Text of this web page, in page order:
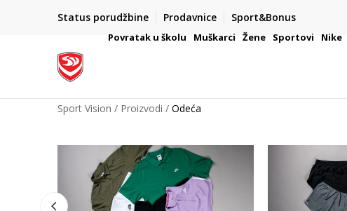
Status porudžbine Prodavnice Sport&Bonus
VAŽNO OBAVEŠTENJE ZA POTROŠAČE
Povratak u školu Muškarci Žene Sportovi Nike
Sport Vision Proizvodi Odeća